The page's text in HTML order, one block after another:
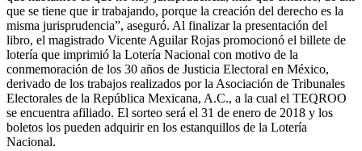
que se tiene que ir trabajando, porque la creación del derecho es la
misma jurisprudencia”, aseguró. Al finalizar la presentación del
libro, el magistrado Vicente Aguilar Rojas promocionó el billete de
lotería que imprimió la Lotería Nacional con motivo de la
conmemoración de los 30 años de Justicia Electoral en México,
derivado de los trabajos realizados por la Asociación de Tribunales
Electorales de la República Mexicana, A.C., a la cual el TEQROO
se encuentra afiliado. El sorteo será el 31 de enero de 2018 y los
boletos los pueden adquirir en los estanquillos de la Lotería
Nacional.